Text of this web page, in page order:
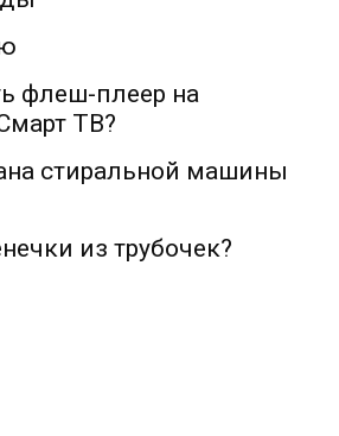
флеш-плеер на
ТВ?
стиральной машины
из трубочек?